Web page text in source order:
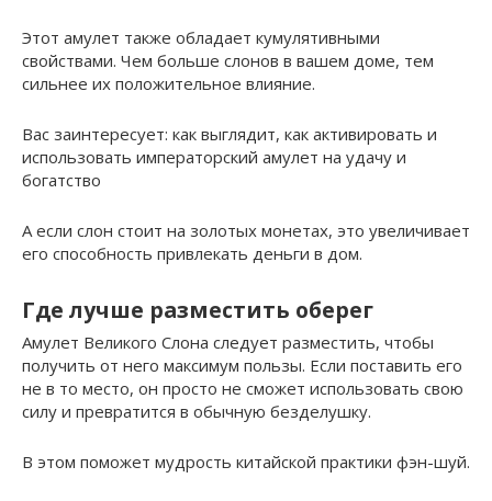
Этот амулет также обладает кумулятивными
свойствами. Чем больше слонов в вашем доме, тем
сильнее их положительное влияние.
Вас заинтересует: как выглядит, как активировать и
использовать императорский амулет на удачу и
богатство
А если слон стоит на золотых монетах, это увеличивает
его способность привлекать деньги в дом.
Где лучше разместить оберег
Амулет Великого Слона следует разместить, чтобы
получить от него максимум пользы. Если поставить его
не в то место, он просто не сможет использовать свою
силу и превратится в обычную безделушку.
В этом поможет мудрость китайской практики фэн-шуй.